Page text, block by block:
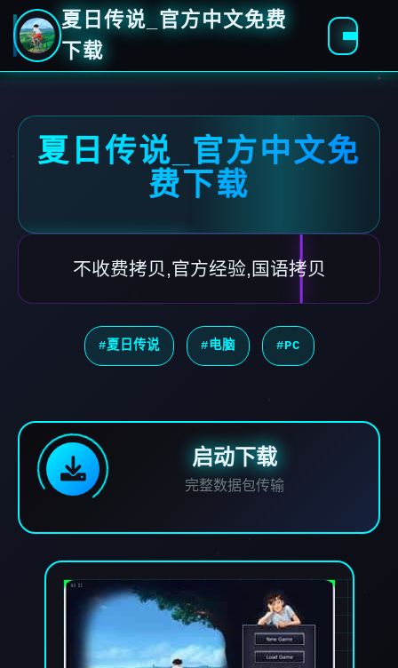
夏日传说_官方中文免费
下载
夏日传说_官方中文免
费下载
不收费拷贝,官方经验,国语拷贝
#夏日传说 #电脑 #PC
启动下载
完整数据包传输